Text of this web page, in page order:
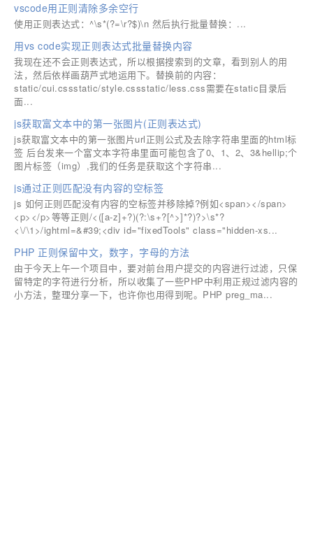
vscode用正则清除多余空行
使用正则表达式：^\s*(?=\r?$)\n ​​​​然后执行批量替换：...
用vs code实现正则表达式批量替换内容
我现在还不会正则表达式，所以根据搜索到的文章，看到别人的用
法，然后依样画葫芦式地运用下。替换前的内容：
static/cui.cssstatic/style.cssstatic/less.css需要在static目录后
面...
js获取富文本中的第一张图片(正则表达式)
js获取富文本中的第一张图片url正则公式及去除字符串里面的html标
签 后台发来一个富文本字符串里面可能包含了0、1、2、3&hellip;个
图片标签（img）,我们的任务是获取这个字符串...
js通过正则匹配没有内容的空标签
js 如何正则匹配没有内容的空标签并移除掉?例如<span></span>
<p></p>等等正则/<([a-z]+?)(?:\s+?[^>]*?)?>\s*?
<\/\1>/ightml=&#39;<div id="fixedTools" class="hidden-xs...
PHP 正则保留中文，数字，字母的方法
由于今天上午一个项目中，要对前台用户提交的内容进行过滤，只保
留特定的字符进行分析，所以收集了一些PHP中利用正规过滤内容的
小方法，整理分享一下，也许你也用得到呢。PHP preg_ma...